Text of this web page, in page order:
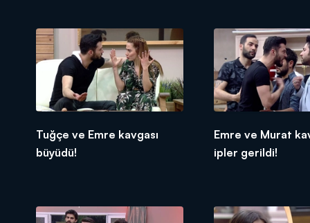
Tuğçe ve Emre kavgası
büyüdü!
Emre ve Murat
ipler gerildi!